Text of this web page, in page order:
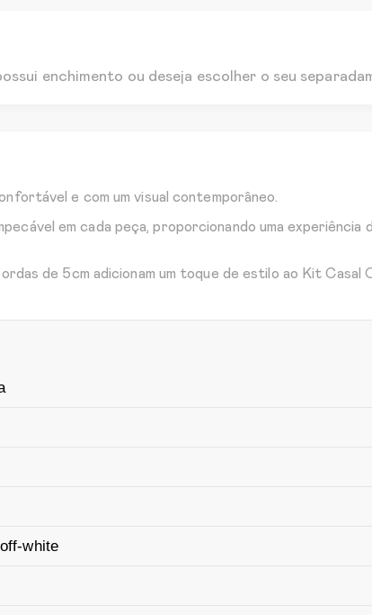
enchimento ou deseja escolher o seu
e com um visual contemporâneo.
em cada peça, proporcionando uma experiência
de 5cm adicionam um toque de estilo ao Kit Casal
white